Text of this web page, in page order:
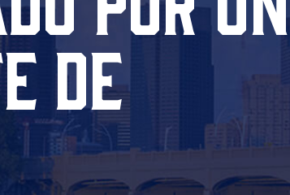
DE